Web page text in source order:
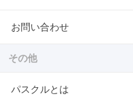
お問い合わせ
その他
パスクルとは